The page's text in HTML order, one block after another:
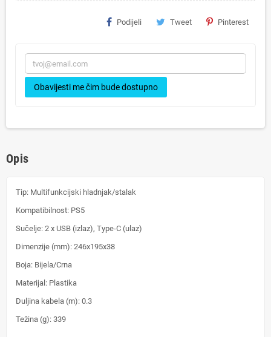
Podijeli Tweet Pinterest
Obavijesti me čim bude dostupno
Opis
Tip: Multifunkcijski hladnjak/stalak
Kompatibilnost: PS5
Sučelje: 2 x USB (izlaz), Type-C (ulaz)
Dimenzije (mm): 246x195x38
Boja: Bijela/Crna
Materijal: Plastika
Duljina kabela (m): 0.3
Težina (g): 339